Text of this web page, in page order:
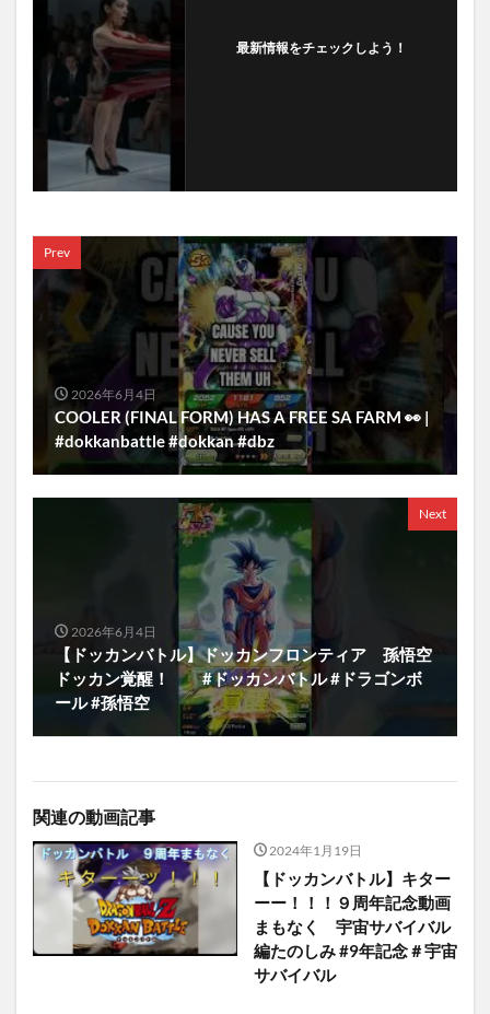
最新情報をチェックしよう！
Prev
2026年6月4日
COOLER (FINAL FORM) HAS A FREE SA FARM 👀 |
#dokkanbattle #dokkan #dbz
Next
2026年6月4日
【ドッカンバトル】ドッカンフロンティア 孫悟空
ドッカン覚醒！ #ドッカンバトル #ドラゴンボ
ール #孫悟空
関連の動画記事
2024年1月19日
【ドッカンバトル】キター
ーー！！！９周年記念動画
まもなく 宇宙サバイバル
編たのしみ #9年記念＃宇宙
サバイバル